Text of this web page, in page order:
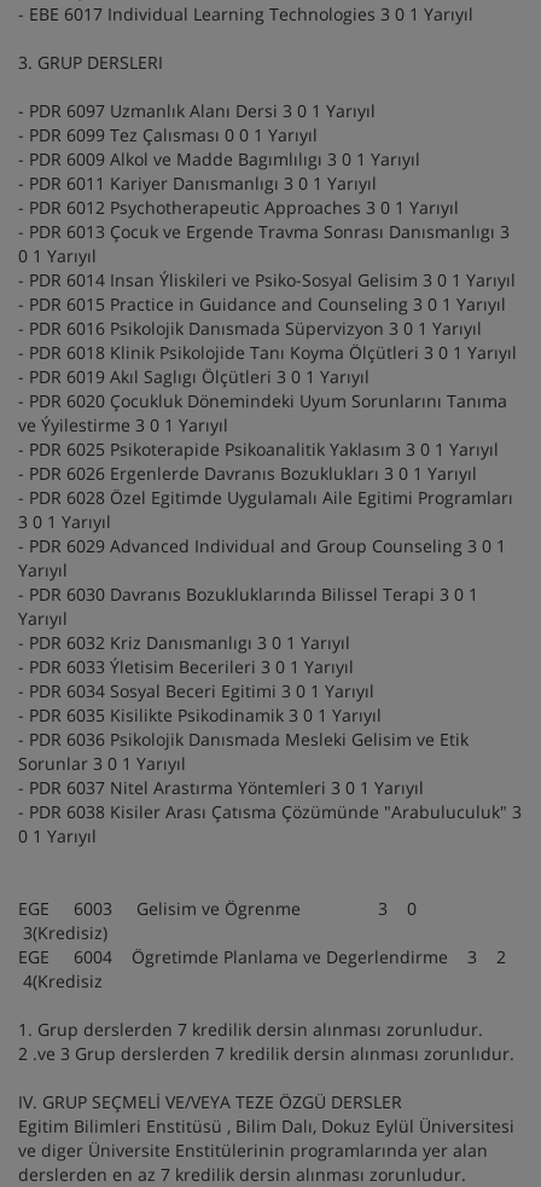
- EBE 6017 Individual Learning Technologies 3 0 1 Yarıyıl
3. GRUP DERSLERI
- PDR 6097 Uzmanlık Alanı Dersi 3 0 1 Yarıyıl
- PDR 6099 Tez Çalısması 0 0 1 Yarıyıl
- PDR 6009 Alkol ve Madde Bagımlılıgı 3 0 1 Yarıyıl
- PDR 6011 Kariyer Danısmanlıgı 3 0 1 Yarıyıl
- PDR 6012 Psychotherapeutic Approaches 3 0 1 Yarıyıl
- PDR 6013 Çocuk ve Ergende Travma Sonrası Danısmanlıgı 3
0 1 Yarıyıl
- PDR 6014 Insan Ýliskileri ve Psiko-Sosyal Gelisim 3 0 1 Yarıyıl
- PDR 6015 Practice in Guidance and Counseling 3 0 1 Yarıyıl
- PDR 6016 Psikolojik Danısmada Süpervizyon 3 0 1 Yarıyıl
- PDR 6018 Klinik Psikolojide Tanı Koyma Ölçütleri 3 0 1 Yarıyıl
- PDR 6019 Akıl Saglıgı Ölçütleri 3 0 1 Yarıyıl
- PDR 6020 Çocukluk Dönemindeki Uyum Sorunlarını Tanıma
ve Ýyilestirme 3 0 1 Yarıyıl
- PDR 6025 Psikoterapide Psikoanalitik Yaklasım 3 0 1 Yarıyıl
- PDR 6026 Ergenlerde Davranıs Bozuklukları 3 0 1 Yarıyıl
- PDR 6028 Özel Egitimde Uygulamalı Aile Egitimi Programları
3 0 1 Yarıyıl
- PDR 6029 Advanced Individual and Group Counseling 3 0 1
Yarıyıl
- PDR 6030 Davranıs Bozukluklarında Bilissel Terapi 3 0 1
Yarıyıl
- PDR 6032 Kriz Danısmanlıgı 3 0 1 Yarıyıl
- PDR 6033 Ýletisim Becerileri 3 0 1 Yarıyıl
- PDR 6034 Sosyal Beceri Egitimi 3 0 1 Yarıyıl
- PDR 6035 Kisilikte Psikodinamik 3 0 1 Yarıyıl
- PDR 6036 Psikolojik Danısmada Mesleki Gelisim ve Etik
Sorunlar 3 0 1 Yarıyıl
- PDR 6037 Nitel Arastırma Yöntemleri 3 0 1 Yarıyıl
- PDR 6038 Kisiler Arası Çatısma Çözümünde "Arabuluculuk" 3
0 1 Yarıyıl
EGE 6003 Gelisim ve Ögrenme 3 0
3(Kredisiz)
EGE 6004 Ögretimde Planlama ve Degerlendirme 3 2
4(Kredisiz
1. Grup derslerden 7 kredilik dersin alınması zorunludur.
2 .ve 3 Grup derslerden 7 kredilik dersin alınması zorunlıdur.
IV. GRUP SEÇMELİ VE/VEYA TEZE ÖZGÜ DERSLER
Egitim Bilimleri Enstitüsü , Bilim Dalı, Dokuz Eylül Üniversitesi
ve diger Üniversite Enstitülerinin programlarında yer alan
derslerden en az 7 kredilik dersin alınması zorunludur.